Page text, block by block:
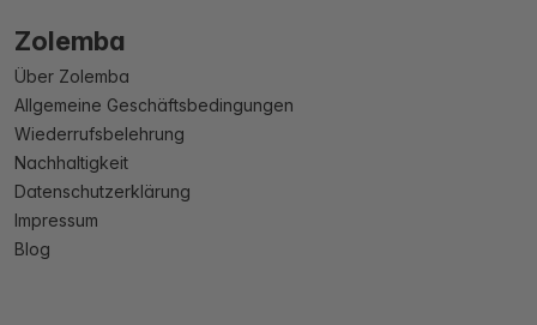
Zolemba
Über Zolemba
Allgemeine Geschäftsbedingungen
Wiederrufsbelehrung
Nachhaltigkeit
Datenschutzerklärung
Impressum
Blog